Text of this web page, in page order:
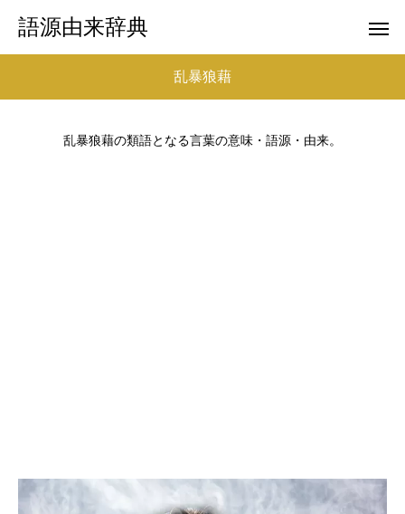
語源由来辞典
乱暴狼藉
乱暴狼藉の類語となる言葉の意味・語源・由来。